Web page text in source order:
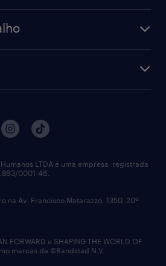
LTDA é uma empresa registrada
0001-46.
na Av. Francisco Matarazzo, 1350, 20º
FORWARD e SHAPING THE WORLD OF
marcas da ©Randstad N.V.